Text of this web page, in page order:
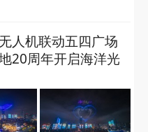
人机联动五四广场
20周年开启海洋光